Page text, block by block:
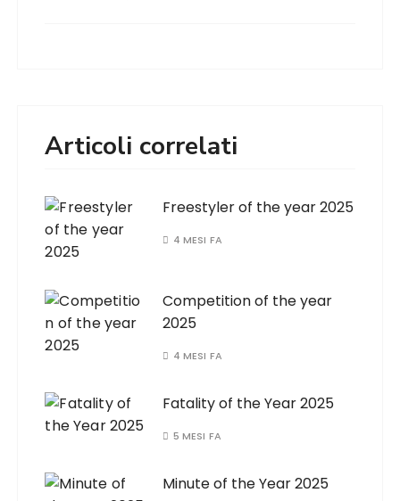
Articoli correlati
Freestyler of the year 2025
4 MESI FA
Competition of the year
2025
4 MESI FA
Fatality of the Year 2025
5 MESI FA
Minute of the Year 2025